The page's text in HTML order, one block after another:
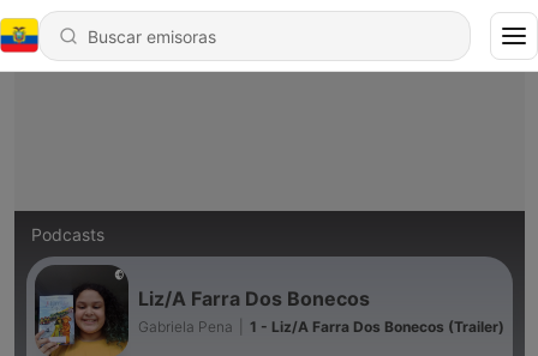
Podcasts
Liz/A Farra Dos Bonecos
Gabriela Pena 1 - Liz/A Farra Dos Bonecos (Trailer)